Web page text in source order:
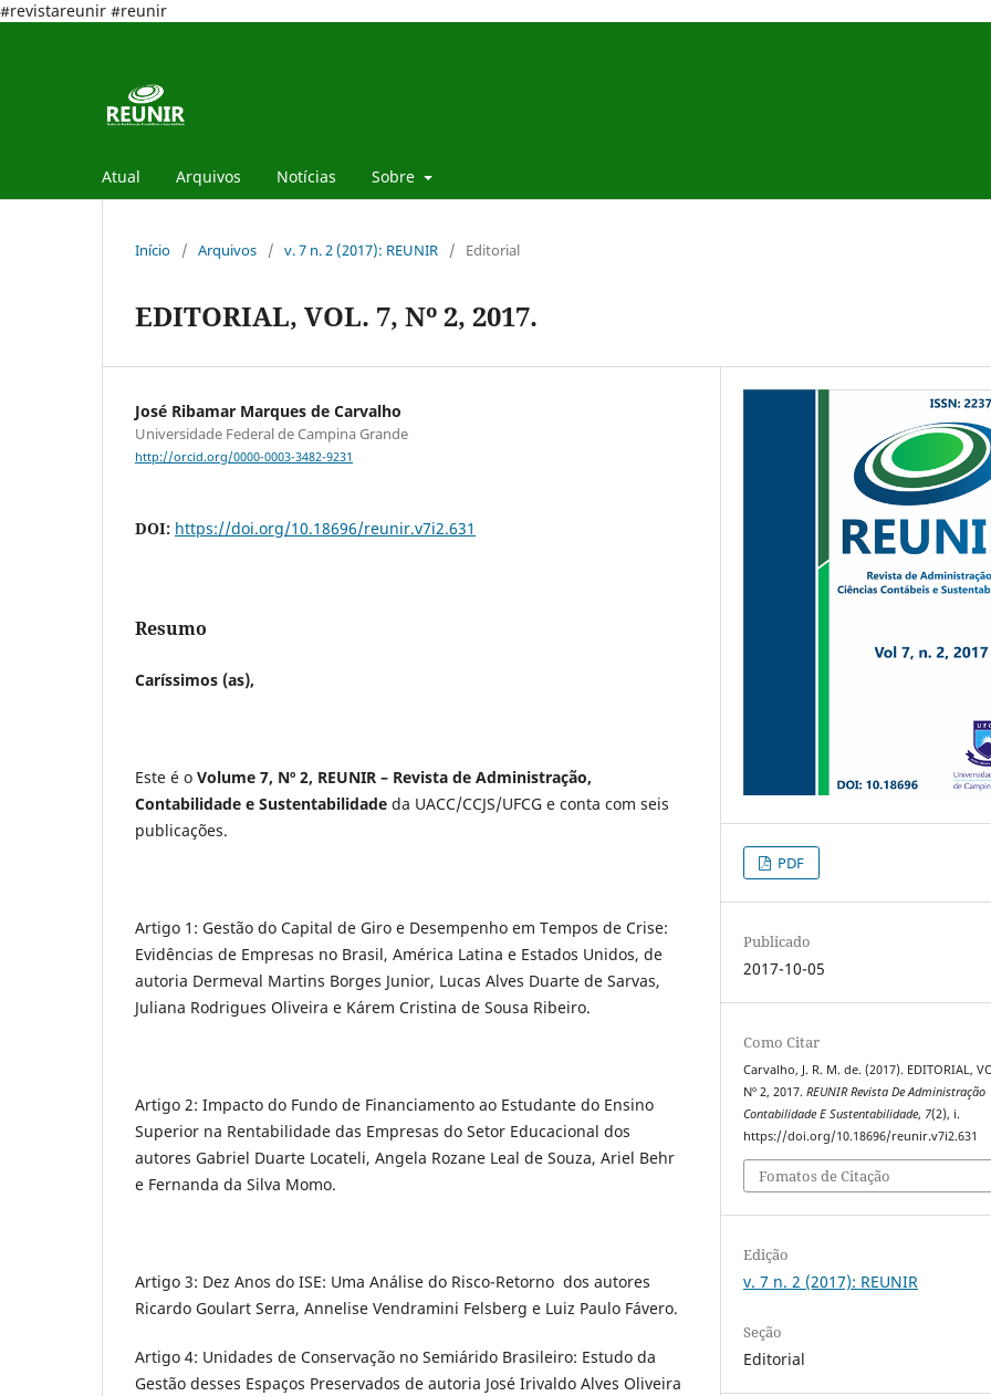
#revistareunir #reunir
Atual Arquivos Notícias Sobre
Início / Arquivos / v. 7 n. 2 (2017): REUNIR / Editorial
EDITORIAL, VOL. 7, Nº 2, 2017.
José Ribamar Marques de Carvalho
Universidade Federal de Campina Grande
http://orcid.org/0000-0003-3482-9231
DOI: https://doi.org/10.18696/reunir.v7i2.631
Resumo
Caríssimos (as),
Este é o Volume 7, Nº 2, REUNIR – Revista de Administração,
Contabilidade e Sustentabilidade da UACC/CCJS/UFCG e conta com seis
publicações.
Artigo 1: Gestão do Capital de Giro e Desempenho em Tempos de Crise:
Evidências de Empresas no Brasil, América Latina e Estados Unidos, de
autoria Dermeval Martins Borges Junior, Lucas Alves Duarte de Sarvas,
Juliana Rodrigues Oliveira e Kárem Cristina de Sousa Ribeiro.
Artigo 2: Impacto do Fundo de Financiamento ao Estudante do Ensino
Superior na Rentabilidade das Empresas do Setor Educacional dos
autores Gabriel Duarte Locateli, Angela Rozane Leal de Souza, Ariel Behr
e Fernanda da Silva Momo.
Artigo 3: Dez Anos do ISE: Uma Análise do Risco-Retorno dos autores
Ricardo Goulart Serra, Annelise Vendramini Felsberg e Luiz Paulo Fávero.
Artigo 4: Unidades de Conservação no Semiárido Brasileiro: Estudo da
Gestão desses Espaços Preservados de autoria José Irivaldo Alves Oliveira
PDF
Publicado
2017-10-05
Como Citar
Carvalho, J. R. M. de. (2017). EDITORIAL,
Nº 2, 2017.REUNIR Revista De Administração
Contabilidade E Sustentabilidade, 7(2), i.
https://doi.org/10.18696/reunir.v7i2.631
Fomatos de Citação
Edição
v. 7 n. 2 (2017): REUNIR
Seção
Editorial